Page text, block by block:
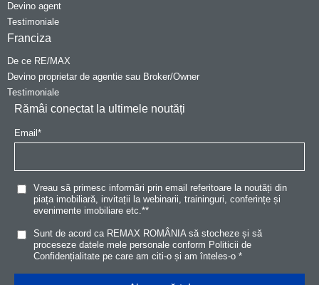
Devino agent
Testimoniale
Franciza
De ce RE/MAX
Devino proprietar de agentie sau Broker/Owner
Testimoniale
Rămâi conectat la ultimele noutăți
Email *
Vreau să primesc informări prin email referitoare la noutăți din
piața imobiliară, invitații la webinarii, traininguri, conferințe și
evenimente imobiliare etc.**
Sunt de acord ca REMAX ROMÂNIA să stocheze și să
proceseze datele mele personale conform Politicii de
Confidențialitate pe care am citi-o și am înteles-o *